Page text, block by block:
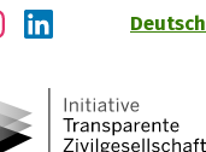
Deutsch